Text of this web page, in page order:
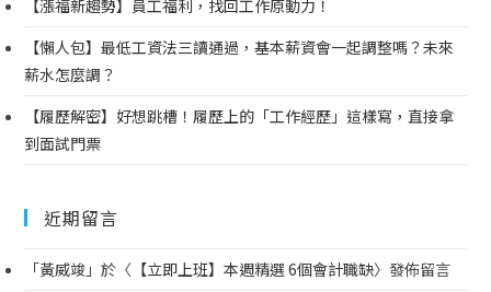
【漲福新趨勢】員工福利，找回工作原動力！
【懶人包】最低工資法三讀通過，基本薪資會一起調整嗎？未來
薪水怎麼調？
【履歷解密】好想跳槽！履歷上的「工作經歷」這樣寫，直接拿
到面試門票
近期留言
「黃威竣 」於〈 【立即上班】本週精選 6個會計職缺〉發佈留言